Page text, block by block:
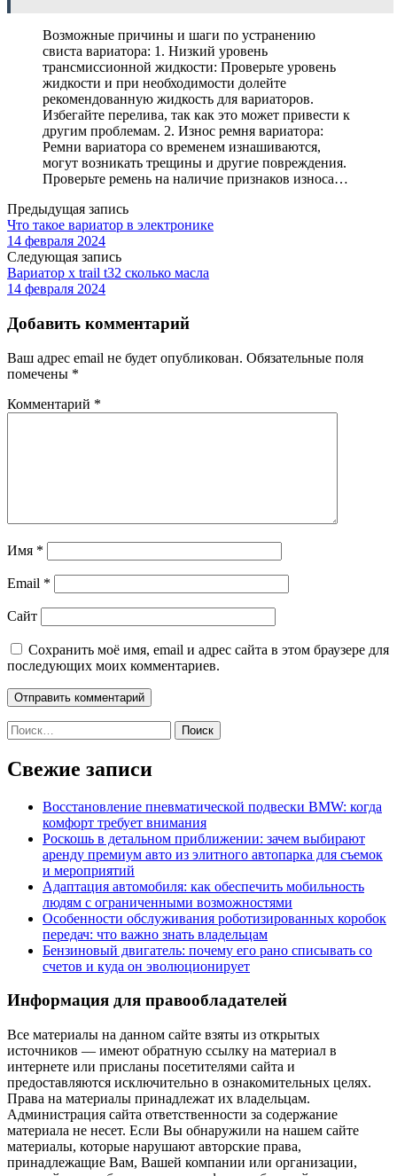
Возможные причины и шаги по устранению
свиста вариатора: 1. Низкий уровень
трансмиссионной жидкости: Проверьте уровень
жидкости и при необходимости долейте
рекомендованную жидкость для вариаторов.
Избегайте перелива, так как это может привести к
другим проблемам. 2. Износ ремня вариатора:
Ремни вариатора со временем изнашиваются,
могут возникать трещины и другие повреждения.
Проверьте ремень на наличие признаков износа…
Предыдущая запись
Что такое вариатор в электронике
14 февраля 2024
Следующая запись
Вариатор x trail t32 сколько масла
14 февраля 2024
Добавить комментарий
Ваш адрес email не будет опубликован. Обязательные поля
помечены *
Комментарий *
Имя *
Email *
Сайт
Сохранить моё имя, email и адрес сайта в этом браузере для
последующих моих комментариев.
Найти:
Свежие записи
Восстановление пневматической подвески BMW: когда
комфорт требует внимания
Роскошь в детальном приближении: зачем выбирают
аренду премиум авто из элитного автопарка для съемок
и мероприятий
Адаптация автомобиля: как обеспечить мобильность
людям с ограниченными возможностями
Особенности обслуживания роботизированных коробок
передач: что важно знать владельцам
Бензиновый двигатель: почему его рано списывать со
счетов и куда он эволюционирует
Информация для правообладателей
Все материалы на данном сайте взяты из открытых
источников — имеют обратную ссылку на материал в
интернете или присланы посетителями сайта и
предоставляются исключительно в ознакомительных целях.
Права на материалы принадлежат их владельцам.
Администрация сайта ответственности за содержание
материала не несет. Если Вы обнаружили на нашем сайте
материалы, которые нарушают авторские права,
принадлежащие Вам, Вашей компании или организации,